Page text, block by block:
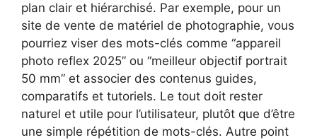
plan clair et hiérarchisé. Par exemple, pour un
site de vente de matériel de photographie, vous
pourriez viser des mots-clés comme “appareil
photo reflex 2025” ou “meilleur objectif portrait
50 mm” et associer des contenus guides,
comparatifs et tutoriels. Le tout doit rester
naturel et utile pour l’utilisateur, plutôt que d’être
une simple répétition de mots-clés. Autre point